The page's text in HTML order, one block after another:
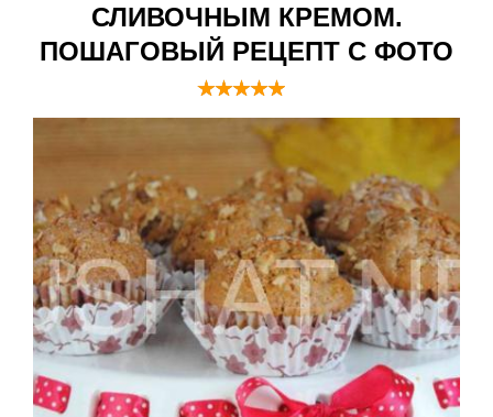
СЛИВОЧНЫМ КРЕМОМ.
ПОШАГОВЫЙ РЕЦЕПТ С ФОТО